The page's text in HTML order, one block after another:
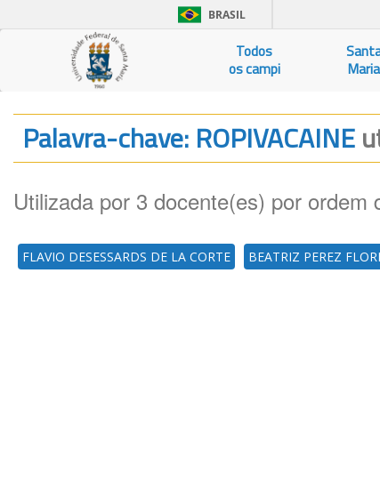
BRASIL
Todos
os campi
Maria
Palavra-chave: ROPIVACAINE
Utilizada por 3 docente(es) por ordem
FLAVIO DESESSARDS DE LA CORTE BEATRIZ PEREZ